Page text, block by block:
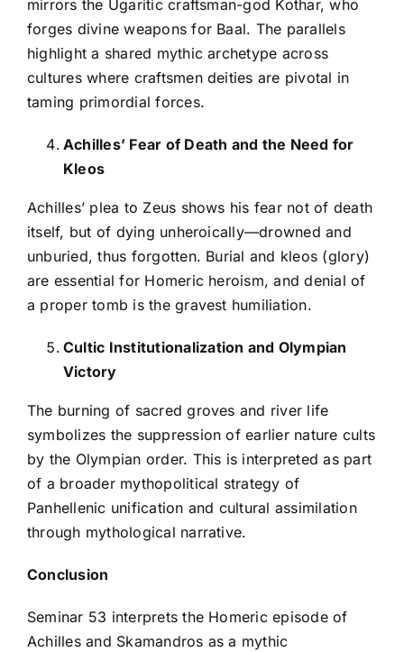
mirrors the Ugaritic craftsman-god Kothar, who
forges divine weapons for Baal. The parallels
highlight a shared mythic archetype across
cultures where craftsmen deities are pivotal in
taming primordial forces.
Achilles’ Fear of Death and the Need for
Kleos
Achilles’ plea to Zeus shows his fear not of death
itself, but of dying unheroically—drowned and
unburied, thus forgotten. Burial and kleos (glory)
are essential for Homeric heroism, and denial of
a proper tomb is the gravest humiliation.
Cultic Institutionalization and Olympian
Victory
The burning of sacred groves and river life
symbolizes the suppression of earlier nature cults
by the Olympian order. This is interpreted as part
of a broader mythopolitical strategy of
Panhellenic unification and cultural assimilation
through mythological narrative.
Conclusion
Seminar 53 interprets the Homeric episode of
Achilles and Skamandros as a mythic